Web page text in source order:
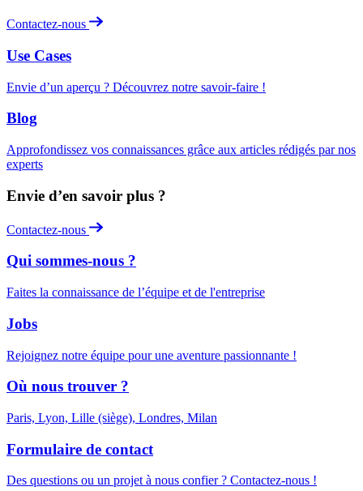
Contactez-nous
Use Cases
Envie d’un aperçu ? Découvrez notre savoir-faire !
Blog
Approfondissez vos connaissances grâce aux articles rédigés par nos
experts
Envie d’en savoir plus ?
Contactez-nous
Qui sommes-nous ?
Faites la connaissance de l’équipe et de l'entreprise
Jobs
Rejoignez notre équipe pour une aventure passionnante !
Où nous trouver ?
Paris, Lyon, Lille (siège), Londres, Milan
Formulaire de contact
Des questions ou un projet à nous confier ? Contactez-nous !